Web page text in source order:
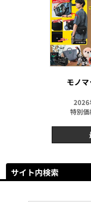
モノ
2026
特別価
サイト内検索